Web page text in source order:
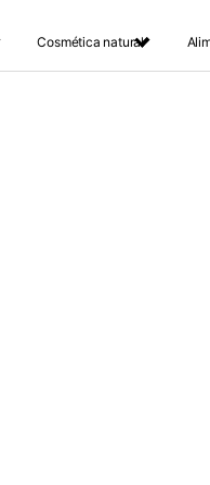
Cosmética natural